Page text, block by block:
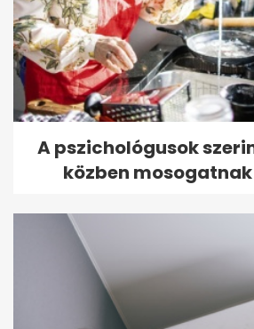
A pszichológusok
közben mosogatnak